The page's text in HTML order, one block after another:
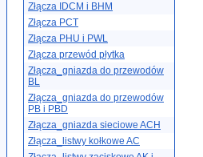
Złącza IDCM i BHM
Złącza PCT
Złącza PHU i PWL
Złącza przewód płytka
Złącza_gniazda do przewodów
BL
Złącza_gniazda do przewodów
PB i PBD
Złącza_gniazda sieciowe ACH
Złącza_listwy kołkowe AC